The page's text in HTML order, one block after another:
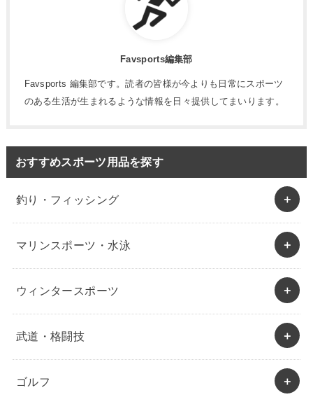
Favsports編集部
Favsports 編集部です。読者の皆様が今よりも日常にスポーツ
のある生活が生まれるような情報を日々提供してまいります。
おすすめスポーツ用品を探す
釣り・フィッシング
マリンスポーツ・水泳
ウィンタースポーツ
武道・格闘技
ゴルフ